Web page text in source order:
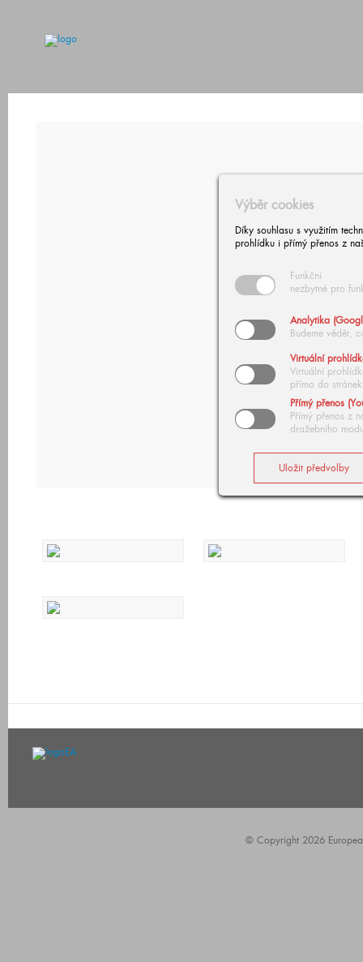
Výběr cookies
Díky souhlasu s využitím
prohlídku i přímý přenos z
Funkční
nezbytné pro
Analytika
Budeme vědět,
Virtuální
Virtuální
přímo do stránek
Přímý přenos
Přímý přenos z
dražebního
© Copyright 2026